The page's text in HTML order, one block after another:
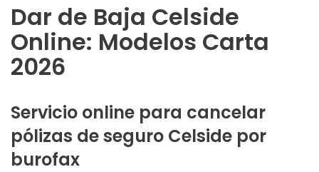
Dar de Baja Celside
Online: Modelos Carta
2026
Servicio online para cancelar
pólizas de seguro Celside por
burofax